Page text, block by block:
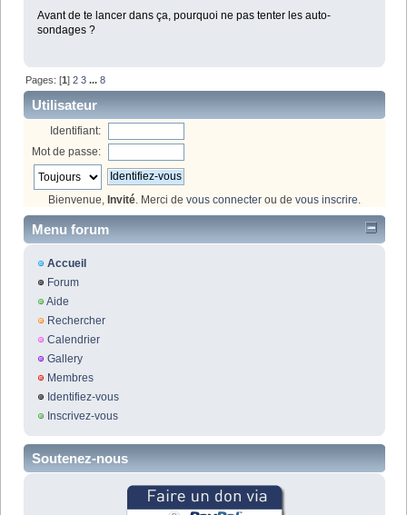
Avant de te lancer dans ça, pourquoi ne pas tenter les auto-
sondages ?
Pages: [1]2 3 ...8
Utilisateur
Identifiant:
Mot de passe:
Bienvenue, Invité. Merci de vous connecter ou de vous inscrire.
Menu forum
Accueil
Forum
Aide
Rechercher
Calendrier
Gallery
Membres
Identifiez-vous
Inscrivez-vous
Soutenez-nous